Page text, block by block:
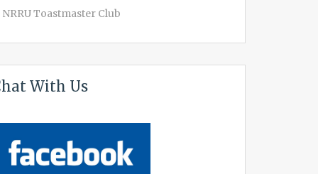
NRRU Toastmaster Club
With Us